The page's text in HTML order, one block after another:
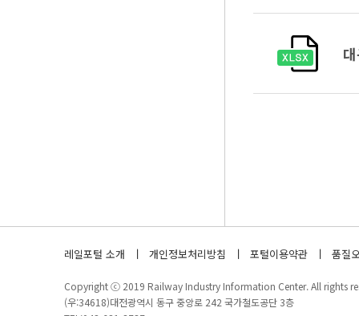
레일포털 소개 개인정보처리방침 포털이용약관 품질
Copyright ⓒ 2019 Railway Industry Information Center. All rights
(우:34618)대전광역시 동구 중앙로 242 국가철도공단 3층